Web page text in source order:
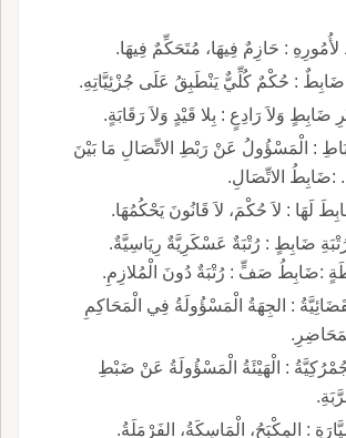
: حَازِمٌ فِيهَا، مُتَحَكِّمٌ فِيهَا.
: حُكْمٌ كُلِّيٌّ يَنْطَبِقُ عَلَى جُزْئِيَّاتِهِ.
وَلاَ رَادِعٍ : بِلا قَيْدٍ وَلاَ رَقَابَةٍ.
: الْمَسْؤُولُ عَنْ رَبْطِ الاتِّصَالِ مَا بَيْنَ
:ضَابِطُ الاتِّصَالِ.
لَهَا : لاَ حُكْمَ، لاَ قَانُونَ يَحْكُمُهَا.
ضَابِطٍ : رُتْبَةٌ عَسْكَرِيَّةٌ رِيَاسِيَّةٌ.
:ضَابِطُ صَفٍّ : رُتْبَةٌ دُونَ الْمُلازِمِ.
: الجِهَةُ الْمَسْؤُولَةُ فِي الْمَحَاكِمِ
: الْهَيْئَةُ الْمَسْؤُولَةُ عَنْ ضَبْطِ
: المِكْبَحُ، الْمَاسِكَةُ، الفَرْمَلَةُ.